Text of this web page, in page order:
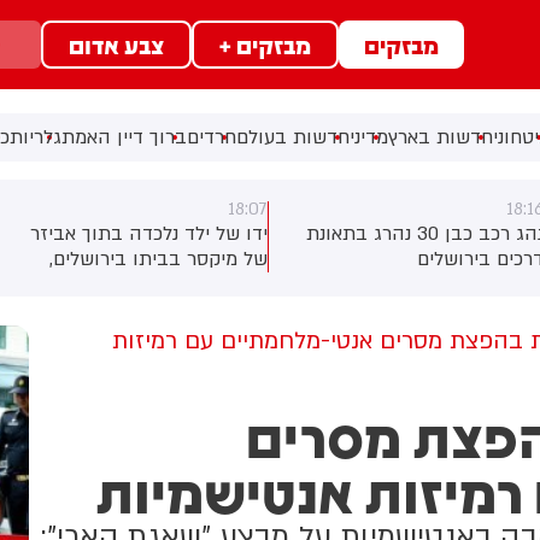
מבזקים מבזקים + צבע אדום
חדשות בארץמדיניחדשות בעולםחרדיםברוך דיין האמתגלריות
נהג רכב כבן 30 נהרג בתאונת
בירושלים
18:07
ידו של ילד נלכדה בתוך אביזר
של מיקסר בביתו בירושלים,
בהפצת מסרים אנטי-מלחמתיים עם רמיזות
מסרים
אנטישמיות